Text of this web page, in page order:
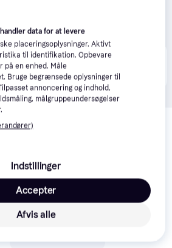
1 butik, som ikke er betalende
-19 kr. -19 kr.
data for at levere
placeringsoplysninger. Aktivt
til identifikation. Opbevare
på en enhed. Måle
Bruge begrænsede oplysninger til
annoncering og indhold,
målgruppeundersøgelser
Indstillinger
Afvis alle
Accepter